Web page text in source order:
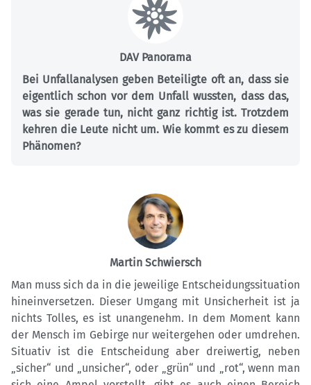
DAV Panorama
Bei Unfallanalysen geben Beteiligte oft an, dass sie
eigentlich schon vor dem Unfall wussten, dass das,
was sie gerade tun, nicht ganz richtig ist. Trotzdem
kehren die Leute nicht um. Wie kommt es zu diesem
Phänomen?
Martin Schwiersch
Man muss sich da in die jeweilige Entscheidungssituation
hineinversetzen. Dieser Umgang mit Unsicherheit ist ja
nichts Tolles, es ist unangenehm. In dem Moment kann
der Mensch im Gebirge nur weitergehen oder umdrehen.
Situativ ist die Entscheidung aber dreiwertig, neben
„sicher“ und „unsicher“, oder „grün“ und „rot“, wenn man